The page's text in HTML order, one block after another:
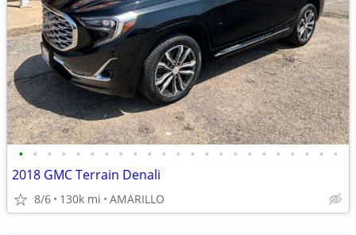
• • • • • • • • • • • • • • • • • • • • • • •
2018 GMC Terrain Denali
8/6 130k mi AMARILLO